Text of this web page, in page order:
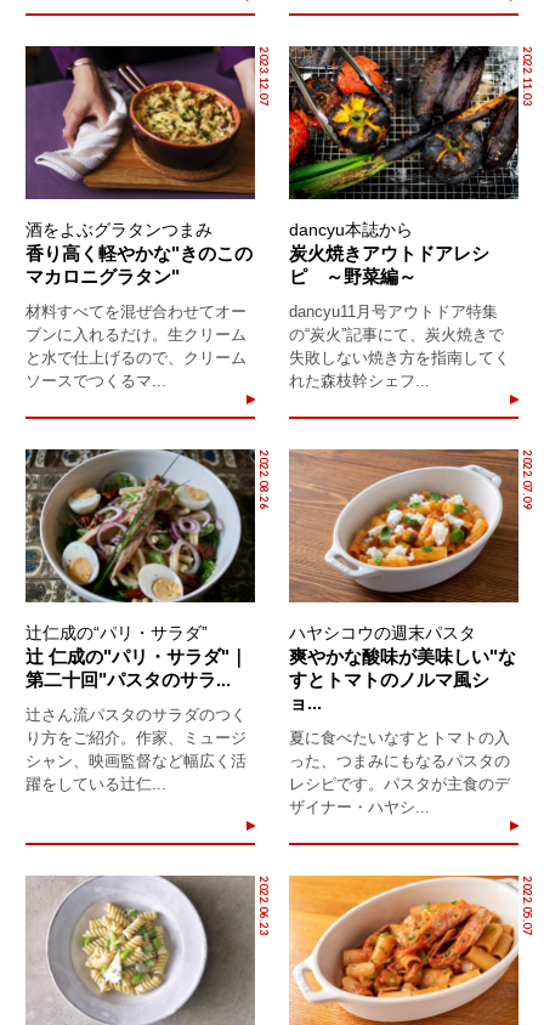
2023.12.07
酒をよぶグラタンつまみ
香り高く軽やかな"きのこの
マカロニグラタン"
材料すべてを混ぜ合わせてオー
ブンに入れるだけ。生クリーム
と水で仕上げるので、クリーム
ソースでつくるマ...
2022.11.03
dancyu本誌から
炭火焼きアウトドアレシ
ピ ～野菜編～
dancyu11月号アウトドア特集
の“炭火”記事にて、炭火焼きで
失敗しない焼き方を指南してく
れた森枝幹シェフ...
2022.08.26
辻仁成の“パリ・サラダ”
辻 仁成の"パリ・サラダ"｜
第二十回"パスタのサラ...
辻さん流パスタのサラダのつく
り方をご紹介。作家、ミュージ
シャン、映画監督など幅広く活
躍をしている辻仁...
2022.07.09
ハヤシコウの週末パスタ
爽やかな酸味が美味しい"な
すとトマトのノルマ風シ
ョ...
夏に食べたいなすとトマトの入
った、つまみにもなるパスタの
レシピです。パスタが主食のデ
ザイナー・ハヤシ...
2022.06.23 2022.05.07